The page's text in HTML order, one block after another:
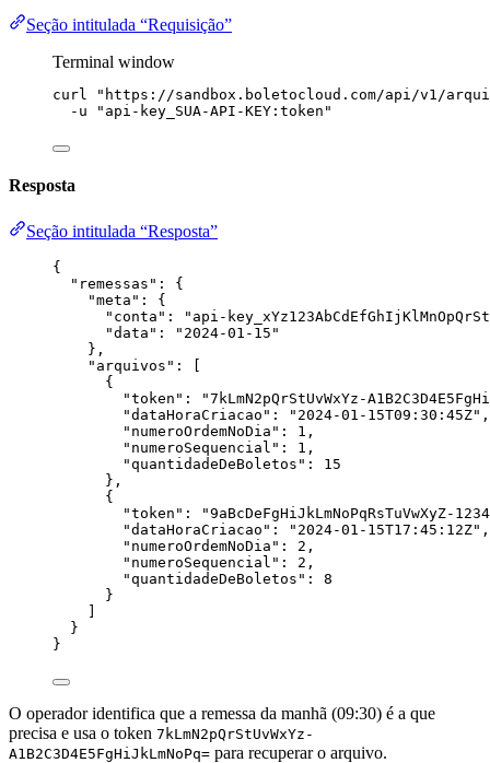
Seção intitulada “Requisição”
Terminal window
curl " https://sandbox.boletocloud.com/api/v1/
-u
" api-key_SUA-API-KEY:token "
Resposta
Seção intitulada “Resposta”
{
"remessas" : {
"meta" : {
"conta" : " api-
"data" : " 2024-01-15 "
},
"arquivos" : [
{
"token" : "7kLmN2pQrStUvWxYz-
"dataHoraCriacao" : " 2024-01-15T09:30:45Z" ,
"numeroOrdemNoDia" : 1 ,
"numeroSequencial" : 1 ,
"quantidadeDeBoletos" : 15
},
{
"token" : "9aBcDeFgHiJkLmNoPqRsTuVwXyZ-
"dataHoraCriacao" : " 2024-01-15T17:45:12Z" ,
"numeroOrdemNoDia" : 2 ,
"numeroSequencial" : 2 ,
"quantidadeDeBoletos" : 8
}
]
}
}
O operador identifica que a remessa da manhã (09:30) é a que
precisa e usa o token 7kLmN2pQrStUvWxYz-
A1B2C3D4E5FgHiJkLmNoPq= para recuperar o arquivo.